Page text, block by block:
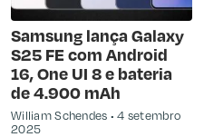
Samsung lança Galaxy
S25 FE com Android
16, One UI 8 e bateria
de 4.900 mAh
William Schendes
4 setembro
2025